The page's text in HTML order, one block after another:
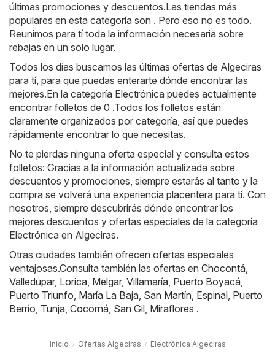
últimas promociones y descuentos.Las tiendas más
populares en esta categoría son . Pero eso no es todo.
Reunimos para tí toda la información necesaria sobre
rebajas en un solo lugar.
Todos los días buscamos las últimas ofertas de Algeciras
para tí, para que puedas enterarte dónde encontrar las
mejores.En la categoría Electrónica puedes actualmente
encontrar folletos de 0 .Todos los folletos están
claramente organizados por categoría, así que puedes
rápidamente encontrar lo que necesitas.
No te pierdas ninguna oferta especial y consulta estos
folletos: Gracias a la información actualizada sobre
descuentos y promociones, siempre estarás al tanto y la
compra se volverá una experiencia placentera para tí. Con
nosotros, siempre descubrirás dónde encontrar los
mejores descuentos y ofertas especiales de la categoría
Electrónica en Algeciras.
Otras ciudades también ofrecen ofertas especiales
ventajosas.Consulta también las ofertas en Chocontá,
Valledupar, Lorica, Melgar, Villamaría, Puerto Boyacá,
Puerto Triunfo, María La Baja, San Martín, Espinal, Puerto
Berrío, Tunja, Cocorná, San Gil, Miraflores .
Inicio Ofertas Algeciras Electrónica Algeciras